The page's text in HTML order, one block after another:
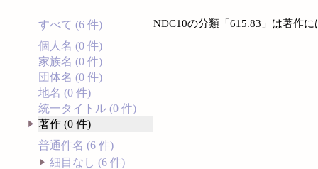
すべて (6 件)
個人名 (0 件)
家族名 (0 件)
団体名 (0 件)
地名 (0 件)
統一タイトル (0 件)
著作 (0 件)
普通件名 (6 件)
細目なし (6 件)
NDC10の分類「615.83」は著作